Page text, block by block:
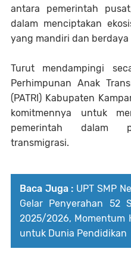
antara pemerintah
dalam menciptakan
yang mandiri dan berdaya
Turut mendampingi
Perhimpunan Anak
(PATRI) Kabupaten
komitmennya untuk
pemerintah dalam
transmigrasi.
Baca Juga : UPT SMP
Gelar Penyerahan 52
2025/2026, Momentum
untuk Dunia Pendidikan